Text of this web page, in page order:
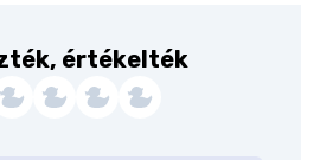
értékelték